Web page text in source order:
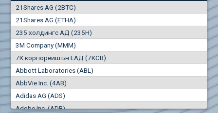
21Shares AG (2BTC)
21Shares AG (ETHA)
235 холдингс АД (235H)
3M Company (MMM)
7К корпорейшън ЕАД (7KCB)
Abbott Laboratories (ABL)
AbbVie Inc. (4AB)
Adidas AG (ADS)
Adobe Inc. (ADB)
0000
0.000
Най-добра
"купува"
0
Най-добра
0
Сделки
0
Оборот (евро)
0